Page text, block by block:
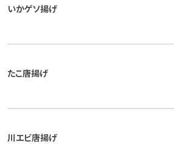
いかゲソ揚げ
たこ唐揚げ
川エビ唐揚げ